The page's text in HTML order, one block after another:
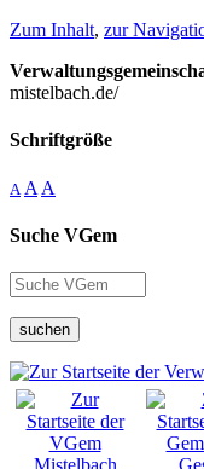
Zum Inhalt, zur
mistelbach.de/
Schriftgröße
A A A
Suche VGem
suchen